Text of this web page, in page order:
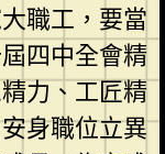
職工，要當
四中全會精
力、工匠精
身職位立異